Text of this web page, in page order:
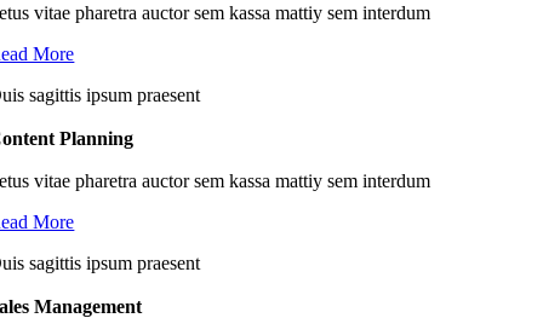
vitae pharetra auctor sem kassa mattiy sem interdum
More
sagittis ipsum praesent
Planning
vitae pharetra auctor sem kassa mattiy sem interdum
More
sagittis ipsum praesent
Management